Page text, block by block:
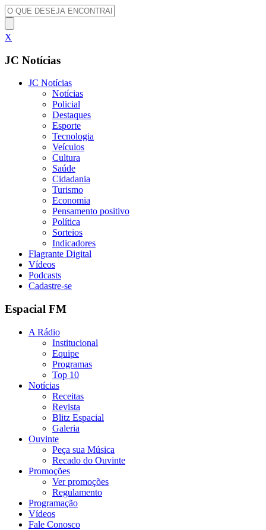
X
JC Notícias
JC Notícias
Notícias
Policial
Destaques
Esporte
Tecnologia
Veículos
Cultura
Saúde
Cidadania
Turismo
Economia
Pensamento positivo
Política
Sorteios
Indicadores
Flagrante Digital
Vídeos
Podcasts
Cadastre-se
Espacial FM
A Rádio
Institucional
Equipe
Programas
Top 10
Notícias
Receitas
Revista
Blitz Espacial
Galeria
Ouvinte
Peça sua Música
Recado do Ouvinte
Promoções
Ver promoções
Regulamento
Programação
Vídeos
Fale Conosco